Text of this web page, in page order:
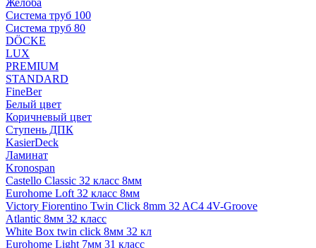
Желоба
Система труб 100
Система труб 80
DÖCKE
LUX
PREMIUM
STANDARD
FineBer
Белый цвет
Коричневый цвет
Ступень ДПК
KasierDeck
Ламинат
Kronospan
Castello Classic 32 класс 8мм
Eurohome Loft 32 класс 8мм
Victory Fiorentino Twin Click 8mm 32 AC4 4V-Groove
Atlantic 8мм 32 класс
White Box twin click 8мм 32 кл
Eurohome Light 7мм 31 класс